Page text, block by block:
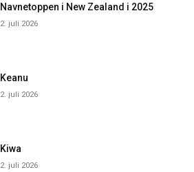
Navnetoppen i New Zealand i 2025
2. juli 2026
Keanu
2. juli 2026
Kiwa
2. juli 2026